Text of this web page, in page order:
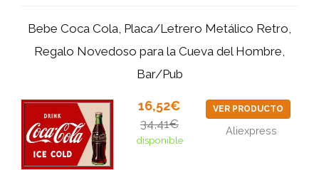
Bebe Coca Cola, Placa/Letrero Metálico Retro,
Regalo Novedoso para la Cueva del Hombre,
Bar/Pub
16,52€
34,41€
disponible
VER PRODUCTO
Aliexpress